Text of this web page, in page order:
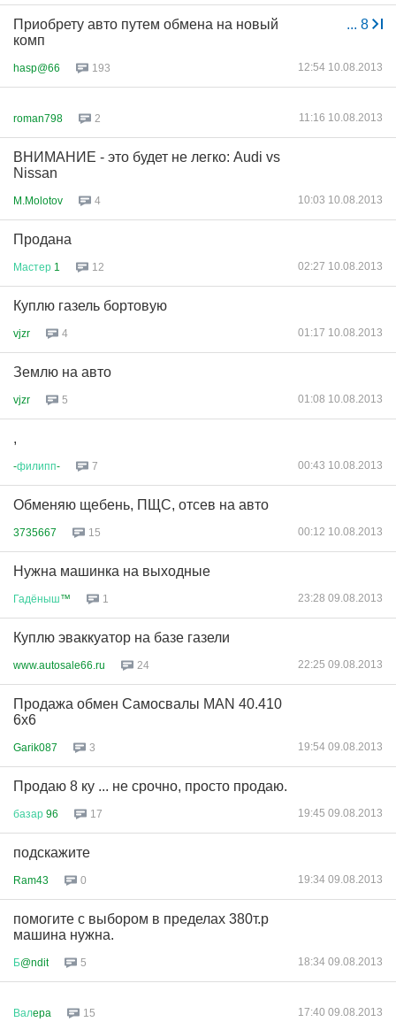
... 8
Приобрету авто путем обмена на новый
комп
hasp@66 193 12:54 10.08.2013
roman798 2 11:16 10.08.2013
ВНИМАНИЕ - это будет не легко: Audi vs
Nissan
M.Molotov 4 10:03 10.08.2013
Продана
Мастер 1 12 02:27 10.08.2013
Куплю газель бортовую
vjzr 4 01:17 10.08.2013
Землю на авто
vjzr 5 01:08 10.08.2013
,
-филипп- 7 00:43 10.08.2013
Обменяю щебень, ПЩС, отсев на авто
3735667 15 00:12 10.08.2013
Нужна машинка на выходные
Гадёныш™ 1 23:28 09.08.2013
Куплю эваккуатор на базе газели
www.autosale66.ru 24 22:25 09.08.2013
Продажа обмен Самосвалы MAN 40.410
6x6
Garik087 3 19:54 09.08.2013
Продаю 8 ку ... не срочно, просто продаю.
базар 96 17 19:45 09.08.2013
подскажите
Ram43 0 19:34 09.08.2013
помогите с выбором в пределах 380т.р
машина нужна.
Б@ndit 5 18:34 09.08.2013
Валepa 15 17:40 09.08.2013